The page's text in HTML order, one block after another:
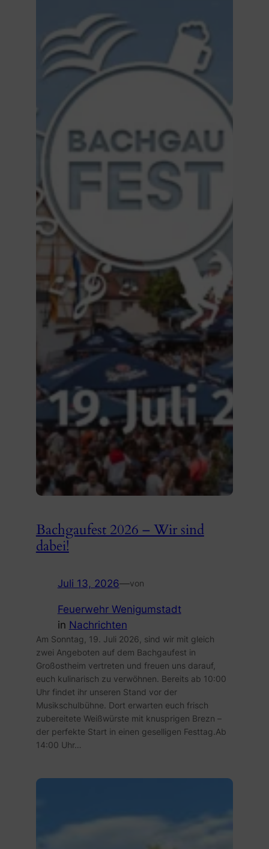
Bachgaufest 2026 – Wir sind
dabei!
Juli 13, 2026—von
Feuerwehr Wenigumstadt
in Nachrichten
Am Sonntag, 19. Juli 2026, sind wir mit gleich
zwei Angeboten auf dem Bachgaufest in
Großostheim vertreten und freuen uns darauf,
euch kulinarisch zu verwöhnen. Bereits ab 10:00
Uhr findet ihr unseren Stand vor der
Musikschulbühne. Dort erwarten euch frisch
zubereitete Weißwürste mit knusprigen Brezn –
der perfekte Start in einen geselligen Festtag.Ab
14:00 Uhr…